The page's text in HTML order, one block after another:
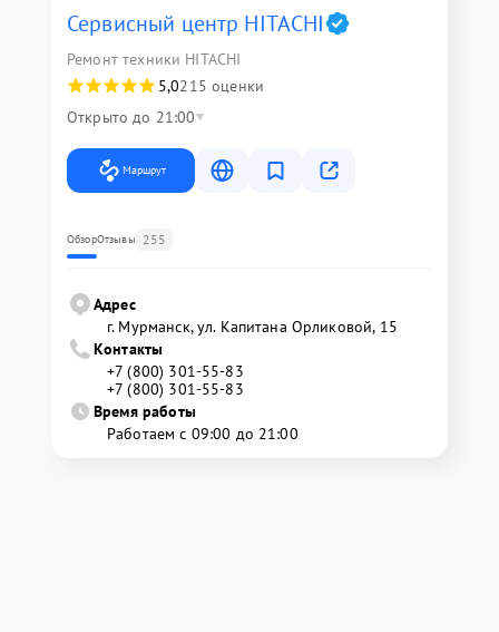
Сервисный центр HITACHI
Ремонт техники HITACHI
5,0215 оценки
Открыто до 21:00
Маршрут
ОбзорОтзывы 255
Адрес
г. Мурманск, ул. Капитана Орликовой, 15
Контакты
+7 (800) 301-55-83
+7 (800) 301-55-83
Время работы
Работаем с 09:00 до 21:00